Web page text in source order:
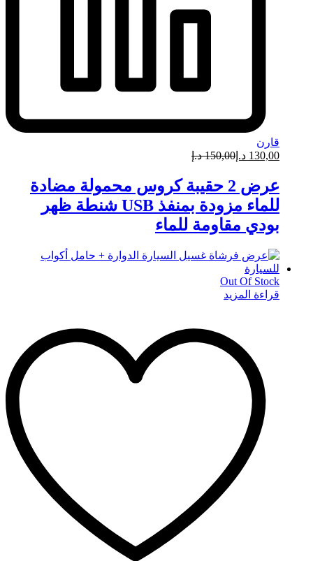
قارن
130,00 د.إ 150,00 د.إ
عرض 2 حقيبة كروس محمولة مضادة
للماء مزودة بمنفذ USB شنطة ظهر
بودي مقاومة للماء
Out Of Stock
قراءة المزيد